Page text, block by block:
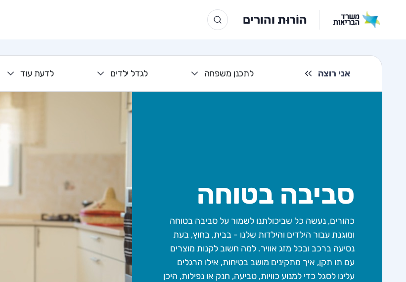
הוֹרוּת והורים
אני רוצה לתכנן משפחה לגדל ילדים לדעת עוד
סביבה בטוחה
כהורים, נעשה כל שביכולתנו לשמור על סביבה בטוחה
ומוגנת עבור הילדים והילדות שלנו - בבית, בחוץ, בעת
נסיעה ברכב ובכל מזג אוויר. למה חשוב לקנות מוצרים
עם תו תקן, איך מתקינים מושב בטיחות, אילו הרגלים
עלינו לסגל כדי למנוע כוויות, טביעה, חנק או נפילות, היכן